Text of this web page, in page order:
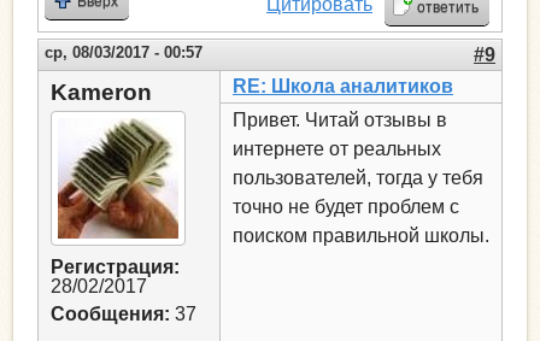
ответить
ср, 08/03/2017 - 00:57 #9
Kameron
Регистрация:
28/02/2017
Сообщения: 37
RE: Школа аналитиков
Привет. Читай отзывы в
интернете от реальных
пользователей, тогда у тебя
точно не будет проблем с
поиском правильной школы.